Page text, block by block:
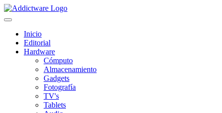
Inicio
Editorial
Hardware
Cómputo
Almacenamiento
Gadgets
Fotografía
TV's
Tablets